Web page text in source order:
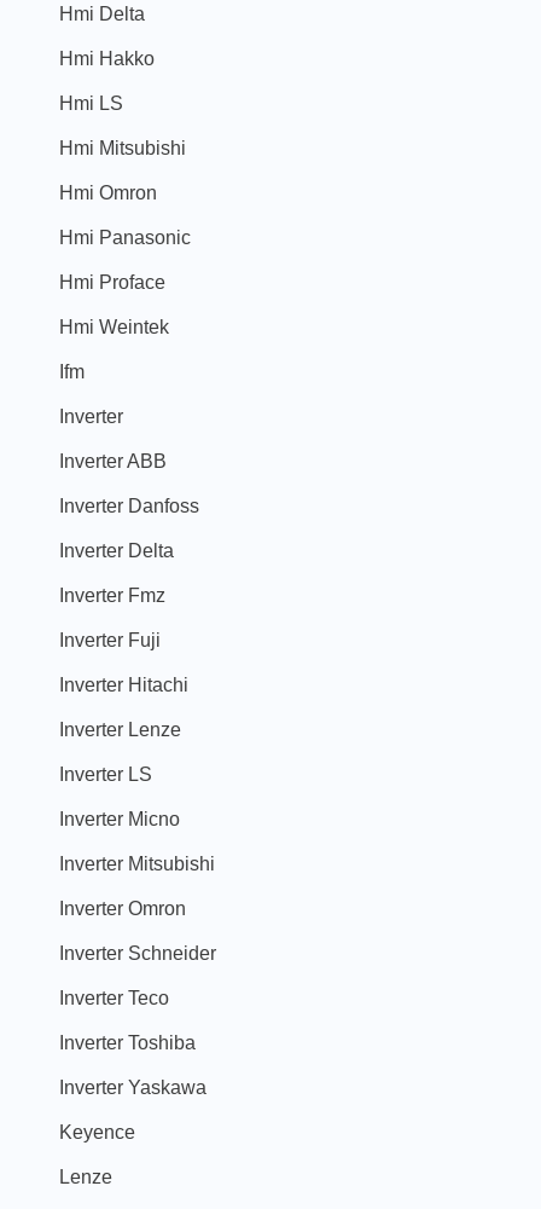
Hmi Delta
Hmi Hakko
Hmi LS
Hmi Mitsubishi
Hmi Omron
Hmi Panasonic
Hmi Proface
Hmi Weintek
Ifm
Inverter
Inverter ABB
Inverter Danfoss
Inverter Delta
Inverter Fmz
Inverter Fuji
Inverter Hitachi
Inverter Lenze
Inverter LS
Inverter Micno
Inverter Mitsubishi
Inverter Omron
Inverter Schneider
Inverter Teco
Inverter Toshiba
Inverter Yaskawa
Keyence
Lenze